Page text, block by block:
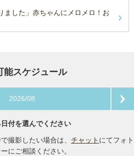
ました」赤ちゃんにメロメロ！お
能スケジュール
2026/08
付を選んでください
撮影したい場合は、 チャット にてフォト
にご相談ください。